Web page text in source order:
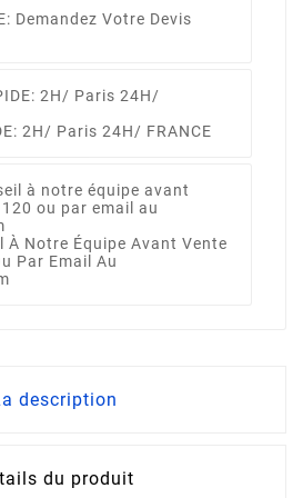
Demandez Votre Devis
2H/ Paris 24H/ FRANCE
À Notre Équipe Avant Vente
Par Email Au
description
du produit